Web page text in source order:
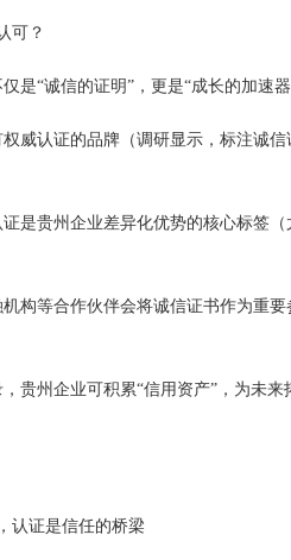
可？
是“诚信的证明”，更是“成长的加速
威认证的品牌（调研显示，标注诚
是贵州企业差异化优势的核心标签
构等合作伙伴会将诚信证书作为重
贵州企业可积累“信用资产”，为未
认证是信任的桥梁